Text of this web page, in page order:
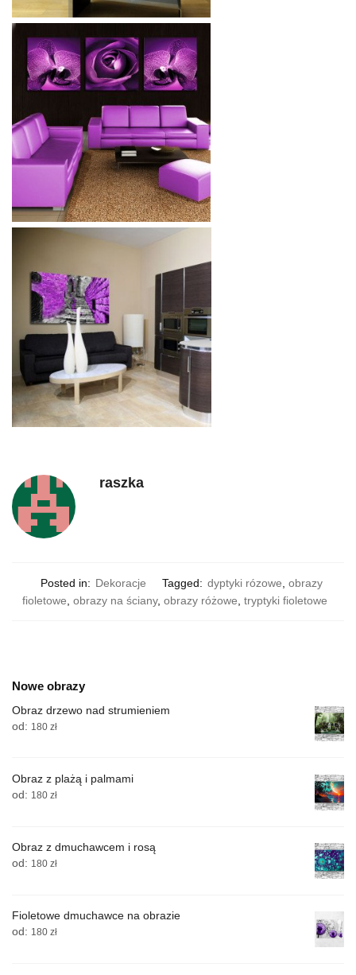
raszka
Posted in: Dekoracje Tagged: dyptyki rózowe obrazy
fioletowe obrazy na ściany, obrazy różowe tryptyki fioletowe
Nowe obrazy
Obraz drzewo nad strumieniem
od: 180 zł
Obraz z plażą i palmami
od: 180 zł
Obraz z dmuchawcem i rosą
od: 180 zł
Fioletowe dmuchawce na obrazie
od: 180 zł